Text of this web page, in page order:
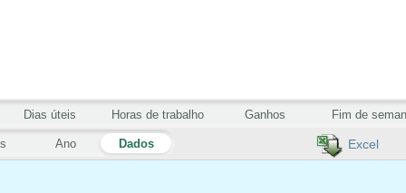
Excel
Ano Dados
Dias úteis Horas de trabalho Ganhos Fim de